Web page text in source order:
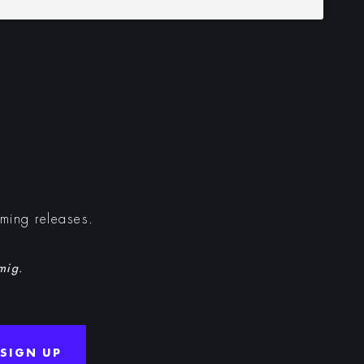
releases.
SIGN UP